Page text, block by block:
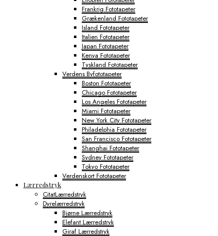
Frankrig Fototapeter
Grækenland Fototapeter
Island Fototapeter
Italien Fototapeter
Japan Fototapeter
Kenya Fototapeter
Tyskland Fototapeter
Verdens Byfototapeter
Boston Fototapeter
Chicago Fototapeter
Los Angeles Fototapeter
Miami Fototapeter
New York City Fototapeter
Philadelphia Fototapeter
San Francisco Fototapeter
Shanghai Fototapeter
Sydney Fototapeter
Tokyo Fototapeter
Verdenskort Fototapeter
Lærredstryk
CitatLærredstryk
Dyrelærredstryk
Bjørne Lærredstryk
Elefant Lærredstryk
Giraf Lærredstryk